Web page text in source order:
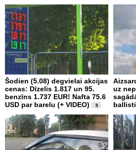
Šodien (5.08) degvielai akcijas
cenas: Dīzelis 1.817 un 95.
benzīns 1.737 EUR! Nafta 75.6
USD par barelu (+ VIDEO)
9
uz